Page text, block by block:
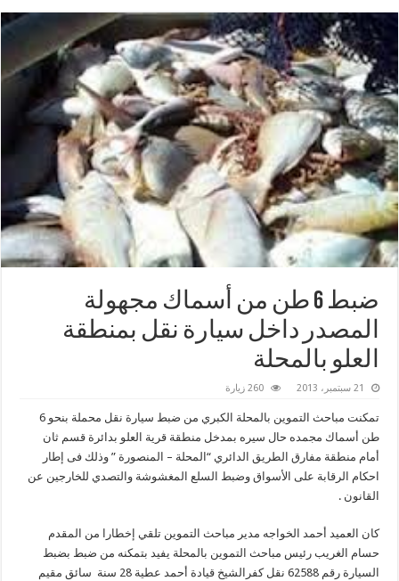
ضبط 6 طن من أسماك مجهولة
المصدر داخل سيارة نقل بمنطقة
العلو بالمحلة
21 سبتمبر، 2013 260 زيارة
تمكنت مباحث التموين بالمحلة الكبري من ضبط سيارة نقل محملة بنحو 6
طن أسماك مجمده حال سيره بمدخل منطقة قرية العلو بدائرة قسم ثان
أمام منطقة مفارق الطريق الدائري “المحلة – المنصورة ” وذلك فى إطار
احكام الرقابة على الأسواق وضبط السلع المغشوشة والتصدي للخارجين عن
القانون .
كان العميد أحمد الخواجه مدير مباحث التموين تلقي إخطارا من المقدم
حسام الغريب رئيس مباحث التموين بالمحلة يفيد بتمكنه من ضبط بضبط
السيارة رقم 62588 نقل كفرالشيخ قيادة أحمد عطية 28 سنة سائق مقيم